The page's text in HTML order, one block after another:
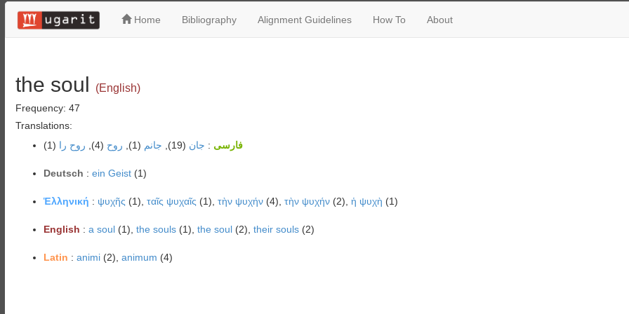
Home Bibliography Alignment Guidelines How To About
the soul (English)
Frequency: 47
Translations:
فارسی : جان (19), جانم (1), روح (4), روح را (1)
Deutsch : ein Geist(1)
Ἑλληνική : ψυχῆς (1), ταῖς ψυχαῖς (1), τὴν ψυχήν(4), τὴν ψυχήν(2), ἡ ψυχὴ (1)
English : a soul(1), the souls(1), the soul(2), their souls(2)
Latin : animi(2), animum (4)